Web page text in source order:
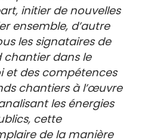
initier de nouvelles
ensemble, d’autre
les signataires de
chantier dans le
et des compétences
chantiers à l’œuvre
les énergies
cette
de la manière